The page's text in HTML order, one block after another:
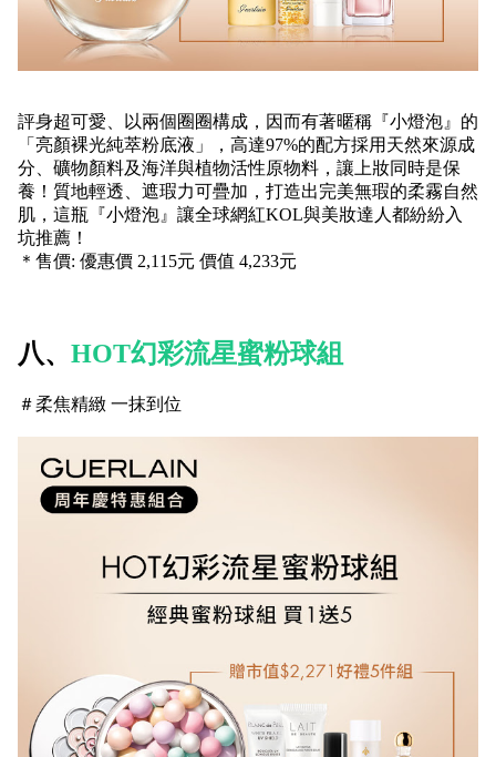
評身超可愛、以兩個圈圈構成，因而有著暱稱『小燈泡』的
「亮顏裸光純萃粉底液」，高達97%的配方採用天然來源成
分、礦物顏料及海洋與植物活性原物料，讓上妝同時是保
養！質地輕透、遮瑕力可疊加，打造出完美無瑕的柔霧自然
肌，這瓶『小燈泡』讓全球網紅KOL與美妝達人都紛紛入
坑推薦！
＊售價: 優惠價 2,115元 價值 4,233元
八、 HOT幻彩流星蜜粉球組
＃柔焦精緻 一抹到位